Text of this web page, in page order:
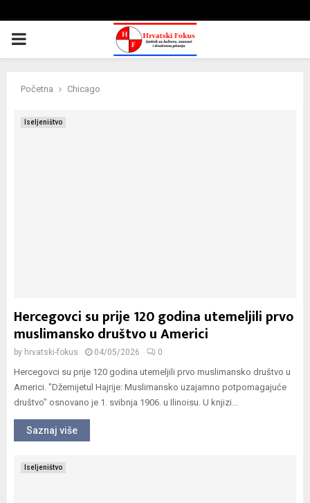
PRIMARY
Početna Chicago
Iseljeništvo
Hercegovci su prije 120 godina utemeljili prvo
muslimansko društvo u Americi
by hrvatski-fokus 04/05/2026 0
Hercegovci su prije 120 godina utemeljili prvo muslimansko društvo u
Americi. "Džemijetul Hajrije: Muslimansko uzajamno potpomagajuće
društvo" osnovano je 1. svibnja 1906. u Ilinoisu. U knjizi...
Saznaj više
Iseljeništvo